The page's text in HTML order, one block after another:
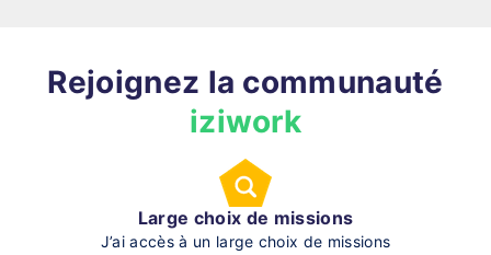
Rejoignez la communauté
iziwork
Large choix de missions
J’ai accès à un large choix de missions